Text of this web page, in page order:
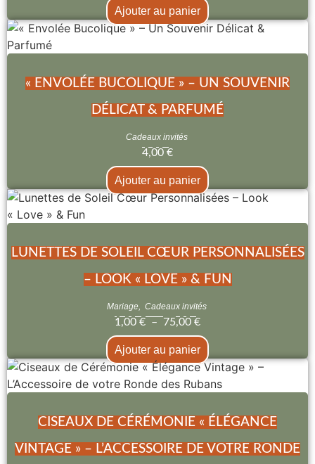
Ajouter au panier
« ENVOLÉE BUCOLIQUE » – UN SOUVENIR
DÉLICAT & PARFUMÉ
Cadeaux invités
4,00 €
Ajouter au panier
LUNETTES DE SOLEIL CŒUR PERSONNALISÉES
– LOOK « LOVE » & FUN
Mariage, Cadeaux invités
1,00 € – 75,00 €
Ajouter au panier
CISEAUX DE CÉRÉMONIE « ÉLÉGANCE
VINTAGE » – L’ACCESSOIRE DE VOTRE RONDE